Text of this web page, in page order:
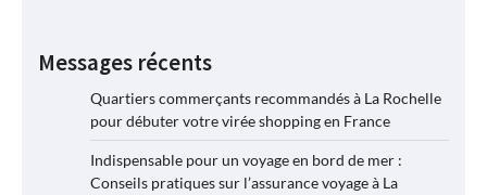
Messages récents
Quartiers commerçants recommandés à La Rochelle
pour débuter votre virée shopping en France
Indispensable pour un voyage en bord de mer :
Conseils pratiques sur l’assurance voyage à La